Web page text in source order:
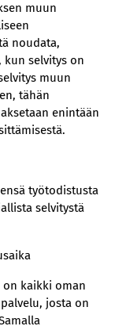
muun
noudata,
kun selvitys on
muun
tähän
enintään
työtodistusta
selvitystä
on kaikki oman
josta on